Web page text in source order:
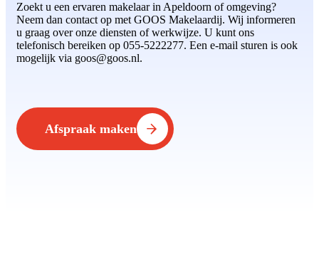
Zoekt u een ervaren makelaar in Apeldoorn of omgeving?
Neem dan contact op met GOOS Makelaardij. Wij informeren
u graag over onze diensten of werkwijze. U kunt ons
telefonisch bereiken op 055-5222277. Een e-mail sturen is ook
mogelijk via goos@goos.nl.
Afspraak maken